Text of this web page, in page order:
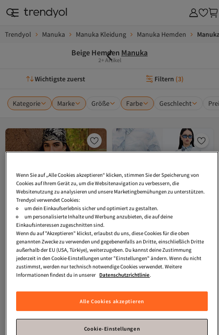
Trendyol Manuka Manuka Kleidung Manuka Hemden
Beige Hemden Manuka
2+ Artikel
Wichtigste zuerst Filtern (3)
Kategorie Marke Größe Farbe Geschlecht
CROPPED-LEINENHemd BEIGE
83,
Bindedetail VALLEY
5.0Gratis Versand
Versand Kostenlos
57,
Wenn Sie auf „Alle Cookies akzeptieren“ klicken, stimmen Sie der Speicherung von
Cookies auf Ihrem Gerät zu, um die Websitenavigation zu verbessern, die
Websitenutzung zu analysieren und unsere Marketingbemühungen zu unterstützen.
Trendyol verwendet Cookies:
um dein Einkaufserlebnis sicher und optimiert zu gestalten.
um personalisierte Inhalte und Werbung anzubieten, die auf deine
Einkaufsinteressen zugeschnitten sind.
Wenn du auf "Akzeptieren" klickst, erlaubst du uns, diese Cookies für die oben
genannten Zwecke zu verwenden und gegebenenfalls an Dritte, einschließlich Dritte
außerhalb der EU (USA, Türkiye), weiterzugeben. Du kannst deine Zustimmung
jederzeit in den Cookie-Einstellungen unter "Einstellungen" ändern. Wenn du nicht
zustimmst, werden nur technisch notwendige Cookies verwendet. Weitere
Informationen findest du in unserer Datenschutzrichtlinie.
Alle Cookies akzeptieren
Cookie-Einstellungen